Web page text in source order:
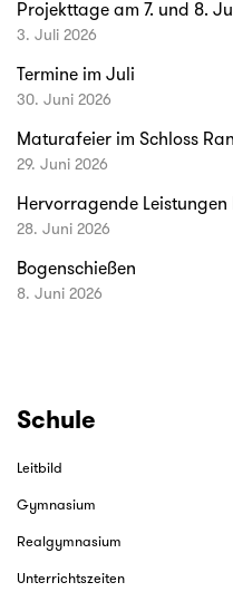
Projekttage am 7. und 8.
3. Juli 2026
Termine im Juli
30. Juni 2026
Maturafeier im Schloss
29. Juni 2026
Hervorragende
28. Juni 2026
Bogenschießen
8. Juni 2026
Schule
Leitbild
Gymnasium
Realgymnasium
Unterrichtszeiten